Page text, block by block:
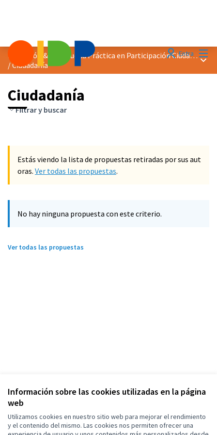
Información sobre las cookies utilizadas en la página
web
Utilizamos cookies en nuestro sitio web para mejorar el rendimiento
y el contenido del mismo. Las cookies nos permiten ofrecer una
EntraDistinción &quot;Buena Práctica en Participación Ciudadana&quot; 2023
/Ciudadanía
Ciudadanía
Filtrar y buscar
Estás viendo la lista de propuestas retiradas por sus aut
oras. Ver todas las propuestas.
No hay ninguna propuesta con este criterio.
Ver todas las propuestas